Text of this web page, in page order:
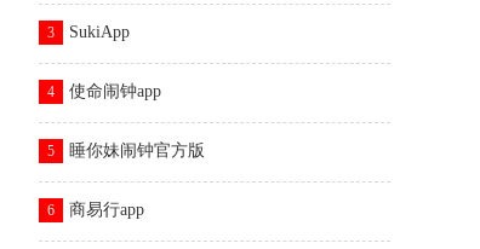
3 SukiApp
4 使命闹钟app
5 睡你妹闹钟官方版
6 商易行app